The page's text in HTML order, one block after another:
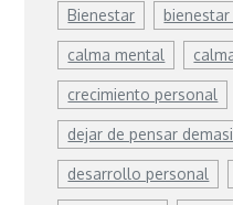
Bienestar
calma mental
crecimiento personal
dejar de pensar
desarrollo personal